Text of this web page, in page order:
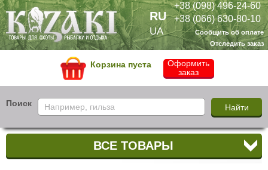
+38 (098) 496-24-60
+38 (066) 630-80-10
Сообщить об оплате
Отследить заказ
RU
UA
Корзина пуста
Оформить
заказ
Поиск
ВСЕ ТОВАРЫ